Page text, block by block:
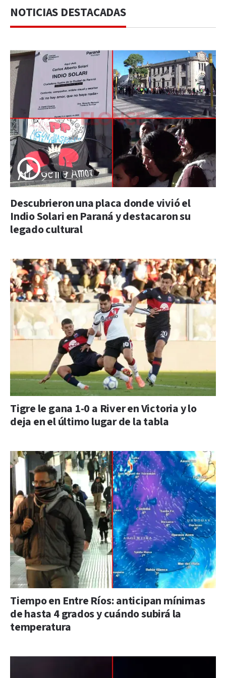
NOTICIAS DESTACADAS
Descubrieron una placa donde vivió el
Indio Solari en Paraná y destacaron su
legado cultural
Tigre le gana 1-0 a River en Victoria y lo
deja en el último lugar de la tabla
Tiempo en Entre Ríos: anticipan mínimas
de hasta 4 grados y cuándo subirá la
temperatura